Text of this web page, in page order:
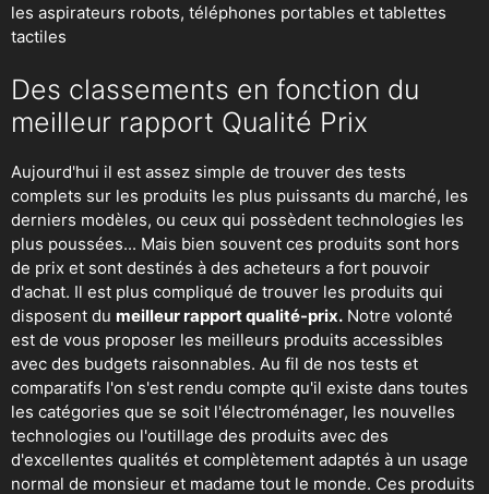
les aspirateurs robots, téléphones portables et tablettes
tactiles
Des classements en fonction du
meilleur rapport Qualité Prix
Aujourd'hui il est assez simple de trouver des tests
complets sur les produits les plus puissants du marché, les
derniers modèles, ou ceux qui possèdent technologies les
plus poussées... Mais bien souvent ces produits sont hors
de prix et sont destinés à des acheteurs a fort pouvoir
d'achat. Il est plus compliqué de trouver les produits qui
disposent du meilleur rapport qualité-prix. Notre volonté
est de vous proposer les meilleurs produits accessibles
avec des budgets raisonnables. Au fil de nos tests et
comparatifs l'on s'est rendu compte qu'il existe dans toutes
les catégories que se soit l'électroménager, les nouvelles
technologies ou l'outillage des produits avec des
d'excellentes qualités et complètement adaptés à un usage
normal de monsieur et madame tout le monde. Ces produits